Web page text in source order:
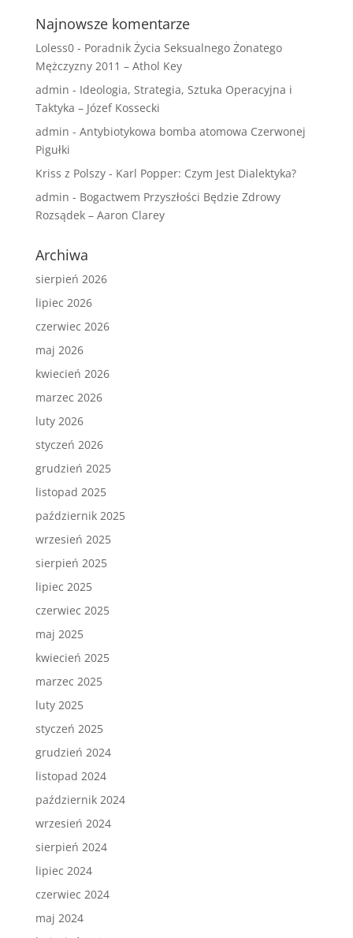
Najnowsze komentarze
Loless0- Poradnik Życia Seksualnego Żonatego
Mężczyzny 2011 – Athol Key
admin - Ideologia, Strategia, Sztuka Operacyjna i
Taktyka – Józef Kossecki
admin - Antybiotykowa bomba atomowa Czerwonej
Pigułki
Kriss z Polszy- Karl Popper: Czym Jest Dialektyka?
admin - Bogactwem Przyszłości Będzie Zdrowy
Rozsądek – Aaron Clarey
Archiwa
sierpień 2026
lipiec 2026
czerwiec 2026
maj 2026
kwiecień 2026
marzec 2026
luty 2026
styczeń 2026
grudzień 2025
listopad 2025
październik 2025
wrzesień 2025
sierpień 2025
lipiec 2025
czerwiec 2025
maj 2025
kwiecień 2025
marzec 2025
luty 2025
styczeń 2025
grudzień 2024
listopad 2024
październik 2024
wrzesień 2024
sierpień 2024
lipiec 2024
czerwiec 2024
maj 2024